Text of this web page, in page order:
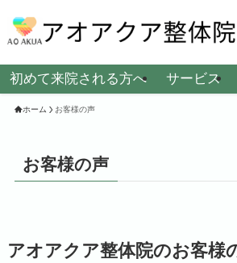
初めて来院される方へ サービス
ホーム お客様の声
お客様の声
アオアクア整体院のお客様